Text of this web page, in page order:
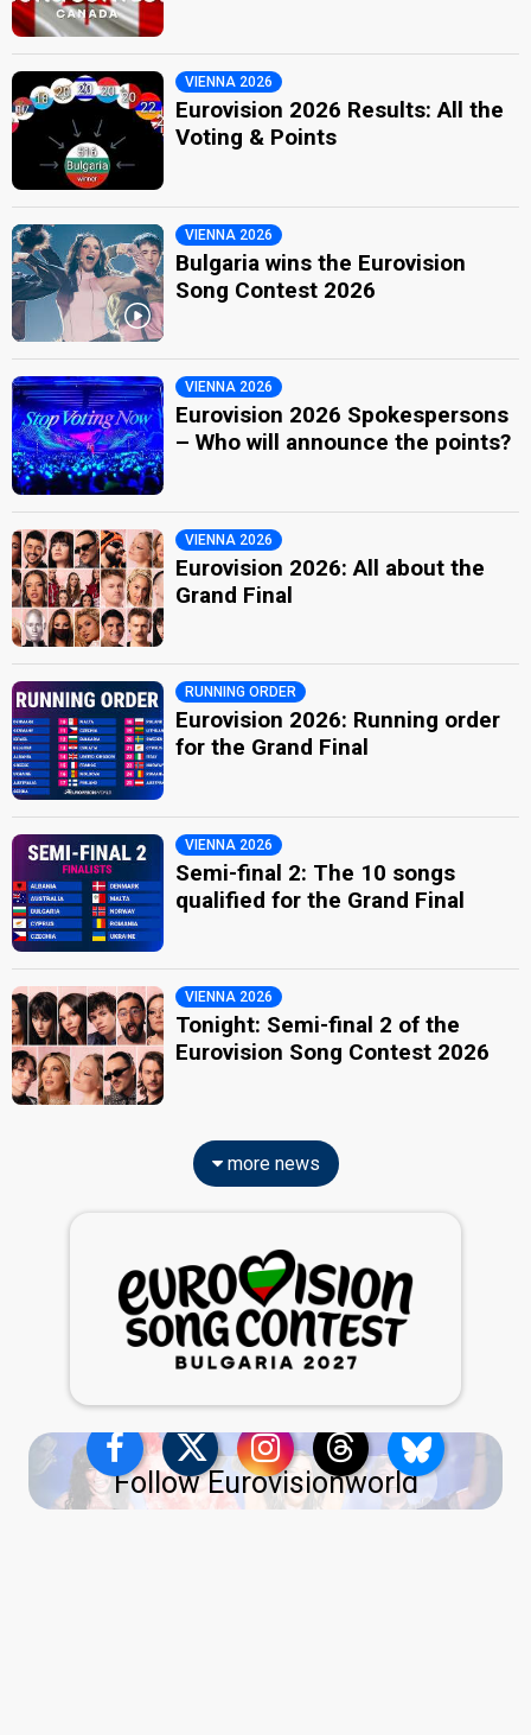
VIENNA 2026
Eurovision 2026 Results: All the
Voting & Points
VIENNA 2026
Bulgaria wins the Eurovision
Song Contest 2026
VIENNA 2026
Eurovision 2026 Spokespersons
– Who will announce the points?
VIENNA 2026
Eurovision 2026: All about the
Grand Final
RUNNING ORDER
Eurovision 2026: Running order
for the Grand Final
VIENNA 2026
Semi-final 2: The 10 songs
qualified for the Grand Final
VIENNA 2026
Tonight: Semi-final 2 of the
Eurovision Song Contest 2026
more news
Follow Eurovisionworld